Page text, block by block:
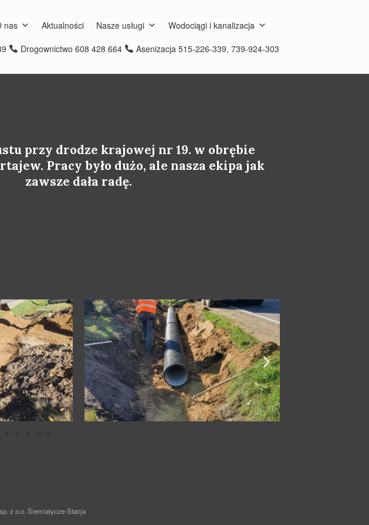
nas Aktualności Nasze usługi
Wodociągi i kanalizacja
Drogownictwo 608 428 664 Asenizacja 515-226-339, 739-924-303
przy drodze krajowej nr 19. w obrębie
Pracy było dużo, ale nasza ekipa jak
zawsze dała radę.
z o.o. Siemiatycze-Stacja